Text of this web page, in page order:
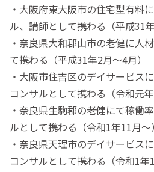
・大阪府東大阪市の住宅型有料
ル、講師として携わる（平成31年
・奈良県大和郡山市の老健に人
て携わる（平成31年2月～4月）
・大阪市住吉区のデイサービス
コンサルとして携わる（令和元年
・奈良県生駒郡の老健にて稼働
ルとして携わる（令和1年11月～）
・奈良県天理市のデイサービス
コンサルとして携わる（令和1年